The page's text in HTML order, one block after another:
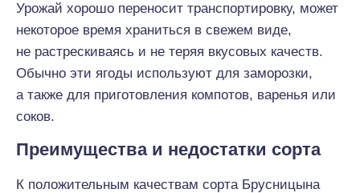
Урожай хорошо переносит транспортировку, может
некоторое время храниться в свежем виде,
не растрескиваясь и не теряя вкусовых качеств.
Обычно эти ягоды используют для заморозки,
а также для приготовления компотов, варенья или
соков.
Преимущества и недостатки сорта
К положительным качествам сорта Брусницына